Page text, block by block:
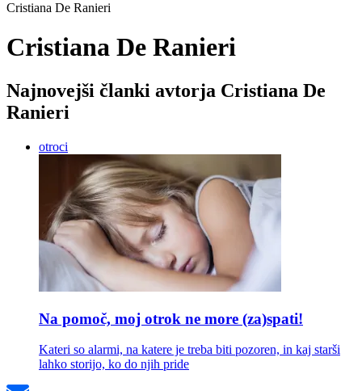
Cristiana De Ranieri
Cristiana De Ranieri
Najnovejši članki avtorja Cristiana De
Ranieri
otroci
Na pomoč, moj otrok ne more (za)spati!
Kateri so alarmi, na katere je treba biti pozoren, in kaj starši
lahko storijo, ko do njih pride